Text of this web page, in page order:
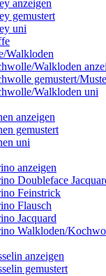
anzeigen
gemustert
uni
Walkloden
Walkloden
gemustert/
Walkloden uni
anzeigen
gemustert
uni
anzeigen
Doubleface
Feinstrick
Flausch
Jacquard
Walkloden/
anzeigen
gemustert